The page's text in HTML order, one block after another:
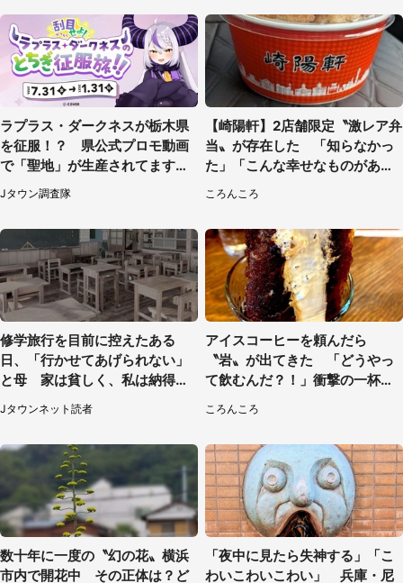
ラプラス・ダークネスが栃木県
を征服！？ 県公式プロモ動画
で「聖地」が生産されてます【7
／31～1／31】
Jタウン調査隊
【崎陽軒】2店舗限定〝激レア弁
当〟が存在した 「知らなかっ
た」「こんな幸せなものがあっ
ころんころ
修学旅行を目前に控えたある
日、「行かせてあげられない」
と母 家は貧しく、私は納得し
たけれど...（北海道・70代以上
女性）
Jタウンネット読者
アイスコーヒーを頼んだら
〝岩〟が出てきた 「どうやっ
て飲むんだ？！」衝撃の一杯が
ころんころ
数十年に一度の〝幻の花〟横浜
市内で開花中 その正体は？ど
「夜中に見たら失神する」「こ
わいこわいこわい」 兵庫・尼